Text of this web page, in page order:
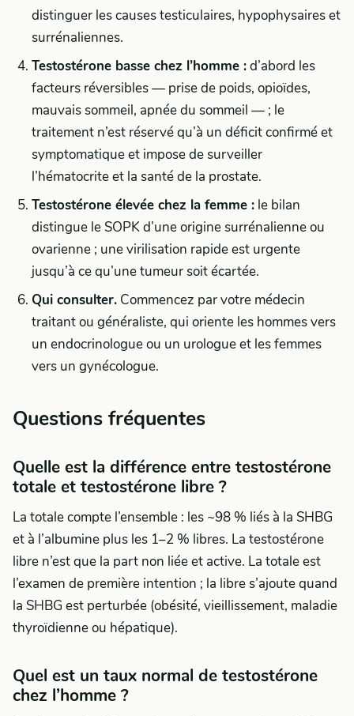
distinguer les causes testiculaires, hypophysaires et
surrénaliennes.
Testostérone basse chez l’homme :d’abord les
facteurs réversibles — prise de poids, opioïdes,
mauvais sommeil, apnée du sommeil — ; le
traitement n’est réservé qu’à un déficit confirmé et
symptomatique et impose de surveiller
l’hématocrite et la santé de la prostate.
Testostérone élevée chez la femme : le bilan
distingue le SOPK d’une origine surrénalienne ou
ovarienne ; une virilisation rapide est urgente
jusqu’à ce qu’une tumeur soit écartée.
Qui consulter. Commencez par votre médecin
traitant ou généraliste, qui oriente les hommes vers
un endocrinologue ou un urologue et les femmes
vers un gynécologue.
Questions fréquentes
Quelle est la différence entre testostérone
totale et testostérone libre ?
La totale compte l’ensemble : les ~98 % liés à la SHBG
et à l’albumine plus les 1–2 % libres. La testostérone
libre n’est que la part non liée et active. La totale est
l’examen de première intention ; la libre s’ajoute quand
la SHBG est perturbée (obésité, vieillissement, maladie
thyroïdienne ou hépatique).
Quel est un taux normal de testostérone
chez l’homme ?